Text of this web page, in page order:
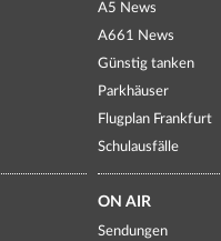
A5 News
A661 News
Günstig tanken
Parkhäuser
Flugplan Frankfurt
Schulausfälle
ON AIR
Sendungen